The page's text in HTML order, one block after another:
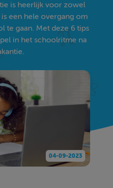
is heerlijk voor zowel
een hele overgang om
te gaan. Met deze 6 tips
in het schoolritme na
04-09-2023